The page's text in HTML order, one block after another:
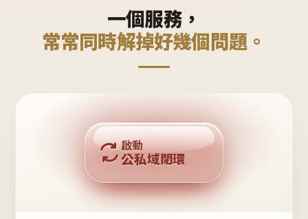
一個服務，
常常同時解掉好幾個問題。
公域流量
私域鐵粉
回購複利
啟動
公私域閉環